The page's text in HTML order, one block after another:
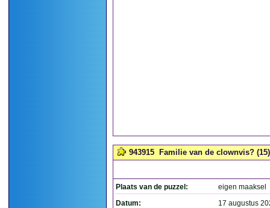
943915 Familie van de clownvis? (15)
Plaats van de puzzel:
eigen maaksel
Datum:
17 augustus